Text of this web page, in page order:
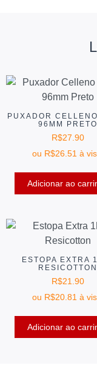
PUXADOR
96MM PRETO
R$27.90
ou R$26.51 à
Adicionar ao
ESTOPA EXTRA
RESICOTTON
R$21.90
ou R$20.81 à
Adicionar ao